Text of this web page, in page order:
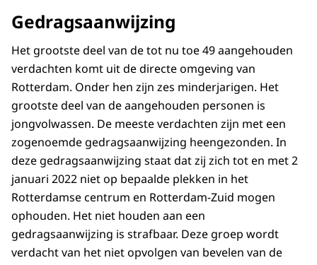
Gedragsaanwijzing
Het grootste deel van de tot nu toe 49 aangehouden
verdachten komt uit de directe omgeving van
Rotterdam. Onder hen zijn zes minderjarigen. Het
grootste deel van de aangehouden personen is
jongvolwassen. De meeste verdachten zijn met een
zogenoemde gedragsaanwijzing heengezonden. In
deze gedragsaanwijzing staat dat zij zich tot en met 2
januari 2022 niet op bepaalde plekken in het
Rotterdamse centrum en Rotterdam-Zuid mogen
ophouden. Het niet houden aan een
gedragsaanwijzing is strafbaar. Deze groep wordt
verdacht van het niet opvolgen van bevelen van de